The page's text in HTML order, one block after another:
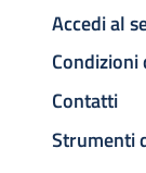
Accedi al
Condizioni
Contatti
Strumenti